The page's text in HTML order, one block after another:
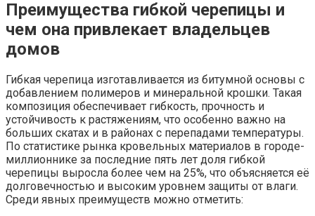
Преимущества гибкой черепицы и
чем она привлекает владельцев
домов
Гибкая черепица изготавливается из битумной основы с
добавлением полимеров и минеральной крошки. Такая
композиция обеспечивает гибкость, прочность и
устойчивость к растяжениям, что особенно важно на
больших скатах и в районах с перепадами температуры.
По статистике рынка кровельных материалов в городе-
миллионнике за последние пять лет доля гибкой
черепицы выросла более чем на 25%, что объясняется её
долговечностью и высоким уровнем защиты от влаги.
Среди явных преимуществ можно отметить: